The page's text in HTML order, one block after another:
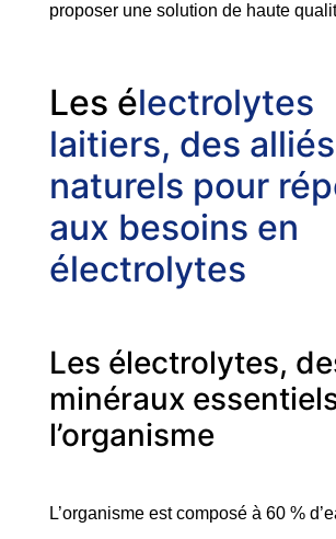
proposer une solution de haute
Les électrolytes
laitiers, des alliés
naturels pour
aux besoins en
électrolytes
Les électrolytes,
minéraux
l’organisme
L’organisme est composé à 60 %